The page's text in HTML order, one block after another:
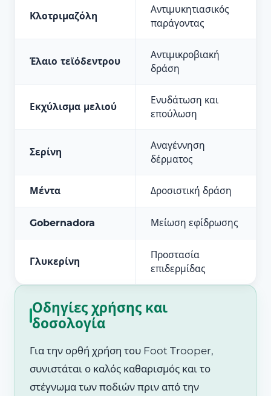
Κλοτριμαζόλη
Αντιμυκητιασικός
παράγοντας
Έλαιο τεϊόδεντρου
Αντιμικροβιακή
δράση
Εκχύλισμα μελιού
Ενυδάτωση και
επούλωση
Σερίνη
Αναγέννηση
δέρματος
Μέντα Δροσιστική δράση
Gobernadora Μείωση εφίδρωσης
Γλυκερίνη
Προστασία
επιδερμίδας
Οδηγίες χρήσης και
δοσολογία
Για την ορθή χρήση του Foot Trooper,
συνιστάται ο καλός καθαρισμός και το
στέγνωμα των ποδιών πριν από την